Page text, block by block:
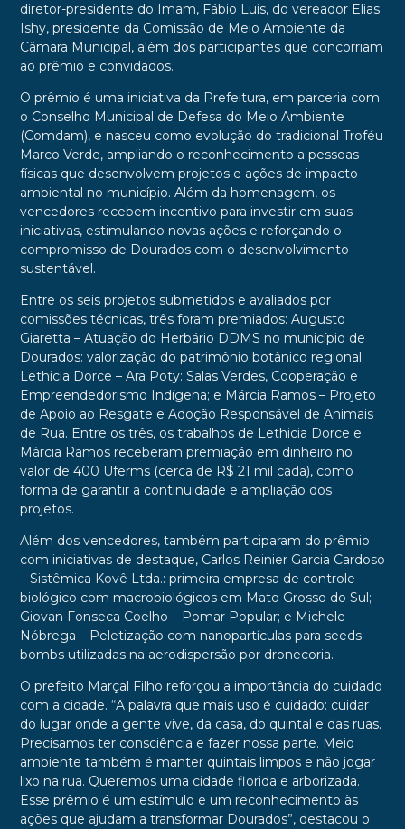
diretor-presidente do Imam, Fábio Luis, do vereador Elias
Ishy, presidente da Comissão de Meio Ambiente da
Câmara Municipal, além dos participantes que concorriam
ao prêmio e convidados.
O prêmio é uma iniciativa da Prefeitura, em parceria com
o Conselho Municipal de Defesa do Meio Ambiente
(Comdam), e nasceu como evolução do tradicional Troféu
Marco Verde, ampliando o reconhecimento a pessoas
físicas que desenvolvem projetos e ações de impacto
ambiental no município. Além da homenagem, os
vencedores recebem incentivo para investir em suas
iniciativas, estimulando novas ações e reforçando o
compromisso de Dourados com o desenvolvimento
sustentável.
Entre os seis projetos submetidos e avaliados por
comissões técnicas, três foram premiados: Augusto
Giaretta – Atuação do Herbário DDMS no município de
Dourados: valorização do patrimônio botânico regional;
Lethicia Dorce – Ara Poty: Salas Verdes, Cooperação e
Empreendedorismo Indígena; e Márcia Ramos – Projeto
de Apoio ao Resgate e Adoção Responsável de Animais
de Rua. Entre os três, os trabalhos de Lethicia Dorce e
Márcia Ramos receberam premiação em dinheiro no
valor de 400 Uferms (cerca de R$ 21 mil cada), como
forma de garantir a continuidade e ampliação dos
projetos.
Além dos vencedores, também participaram do prêmio
com iniciativas de destaque, Carlos Reinier Garcia Cardoso
– Sistêmica Kovê Ltda.: primeira empresa de controle
biológico com macrobiológicos em Mato Grosso do Sul;
Giovan Fonseca Coelho – Pomar Popular; e Michele
Nóbrega – Peletização com nanopartículas para seeds
bombs utilizadas na aerodispersão por dronecoria.
O prefeito Marçal Filho reforçou a importância do cuidado
com a cidade. “A palavra que mais uso é cuidado: cuidar
do lugar onde a gente vive, da casa, do quintal e das ruas.
Precisamos ter consciência e fazer nossa parte. Meio
ambiente também é manter quintais limpos e não jogar
lixo na rua. Queremos uma cidade florida e arborizada.
Esse prêmio é um estímulo e um reconhecimento às
ações que ajudam a transformar Dourados”, destacou o